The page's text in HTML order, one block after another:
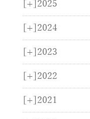
[+] 2025
[+] 2024
[+] 2023
[+] 2022
[+] 2021